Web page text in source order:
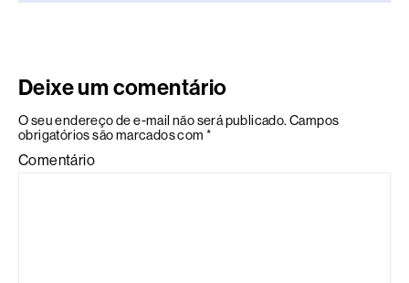
Deixe um comentário
O seu endereço de e-mail não será publicado. Campos
obrigatórios são marcados com *
Comentário